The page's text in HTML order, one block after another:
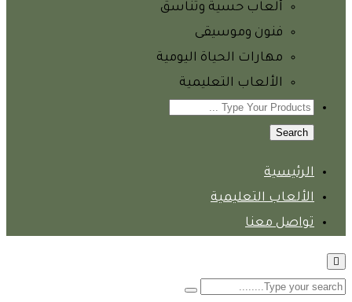
ألعاب حسية وتناسق
فنون وموسيقى
مهارات الحياة اليومية
الألعاب التعليمية
Search
الرئيسية
الألعاب التعليمية
تواصل معنا